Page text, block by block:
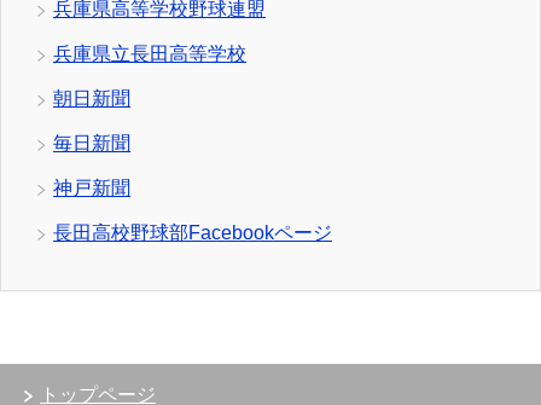
兵庫県高等学校野球連盟
兵庫県立長田高等学校
朝日新聞
毎日新聞
神戸新聞
長田高校野球部Facebookページ
トップページ